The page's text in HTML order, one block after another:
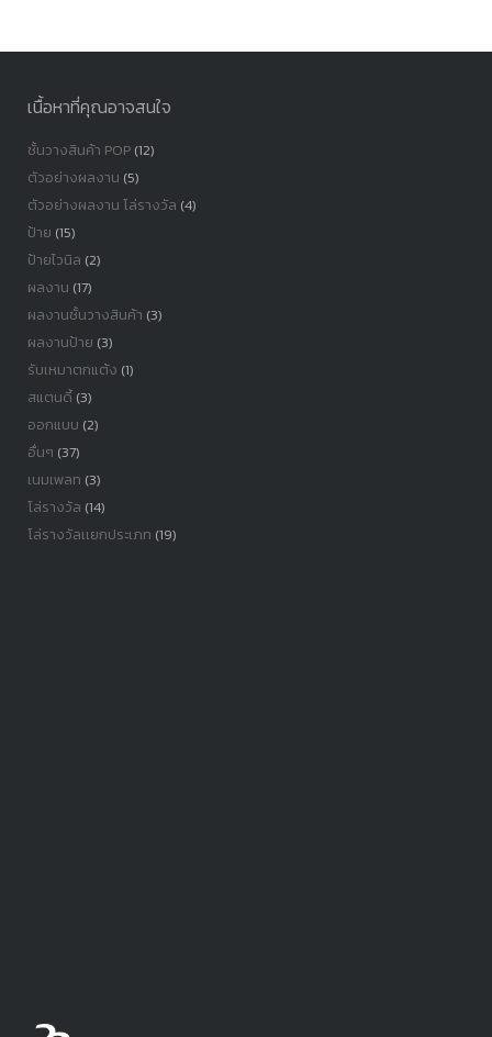
เนื้อหาที่คุณอาจสนใจ
ชั้นวางสินค้า POP(12)
ตัวอย่างผลงาน (5)
ตัวอย่างผลงาน โล่รางวัล (4)
ป้าย (15)
ป้ายไวนิล (2)
ผลงาน (17)
ผลงานชั้นวางสินค้า (3)
ผลงานป้าย (3)
รับเหมาตกแต้ง (1)
สแตนดี้(3)
ออกแบบ (2)
อื่นๆ (37)
เนมเพลท (3)
โล่รางวัล (14)
โล่รางวัลเเยกประเภท (19)